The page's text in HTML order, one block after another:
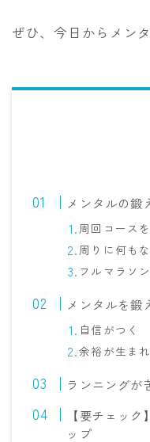
ぜひ、今日からメン
メンタルの鍛
周回コース
周りに何も
フルマラソ
メンタルを鍛
自信がつく
余裕が生ま
ランニングが
【要チェッ
ップ